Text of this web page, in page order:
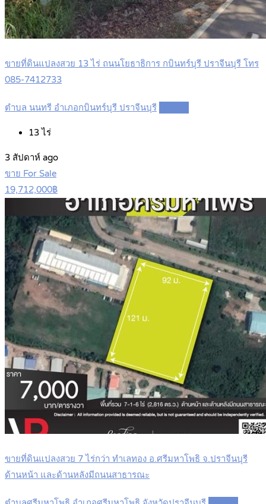
ขายที่ดินแปลงสวย 13 ไร่ ถนนโยธาธิการ กบินทร์บุรี ปราจีนบุรี โทร
085-7412733
ตำบล นนทรี อำเภอกบินทร์บุรี ปราจีนบุรี
13 ไร่
3 สัปดาห์ ago
ขาย For Sale
19,712,000฿
ขายที่ดินแปลงสวย 7 ไร่กว่า ทำเลทอง อ.ศรีมหาโพธิ จ.ปราจีนบุรี
ด้านหน้า และด้านหลังมีถนนสาธารณะ